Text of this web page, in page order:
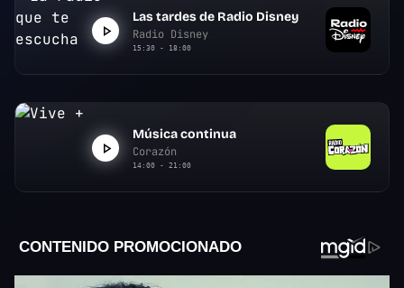
Las tardes de Radio Disney
Radio Disney
15:30 - 18:00
Música continua
Corazón
14:00 - 21:00